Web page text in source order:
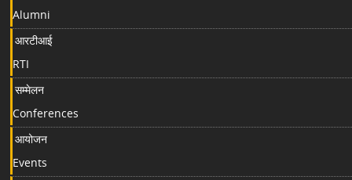
Alumni
आरटीआई
RTI
सम्मेलन
Conferences
आयोजन
Events